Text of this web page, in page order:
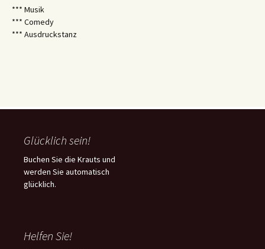
*** Musik
*** Comedy
*** Ausdruckstanz
Glücklich sein!
Buchen Sie die Krauts und
werden Sie automatisch
glücklich.
Helfen Sie!